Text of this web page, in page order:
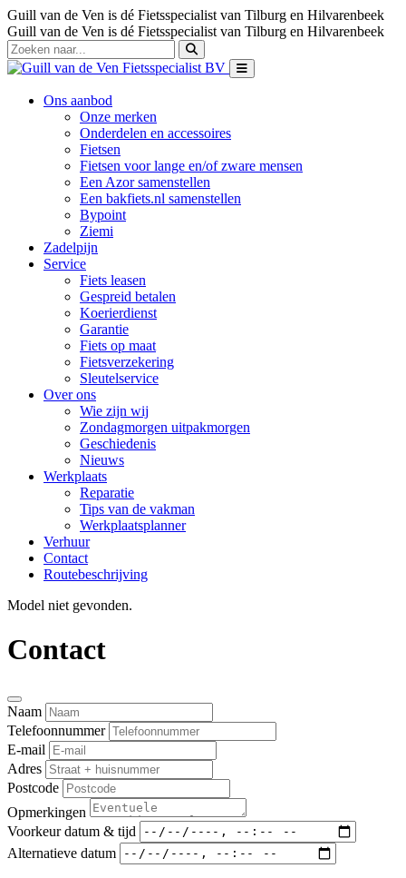
Guill van de Ven is dé Fietsspecialist van Tilburg en Hilvarenbeek
Guill van de Ven is dé Fietsspecialist van Tilburg en Hilvarenbeek
Ons aanbod
Onze merken
Onderdelen en accessoires
Fietsen
Fietsen voor lange en/of zware mensen
Een Azor samenstellen
Een bakfiets.nl samenstellen
Bypoint
Ziemi
Zadelpijn
Service
Fiets leasen
Gespreid betalen
Koerierdienst
Garantie
Fiets op maat
Fietsverzekering
Sleutelservice
Over ons
Wie zijn wij
Zondagmorgen uitpakmorgen
Geschiedenis
Nieuws
Werkplaats
Reparatie
Tips van de vakman
Werkplaatsplanner
Verhuur
Contact
Routebeschrijving
Model niet gevonden.
Contact
Naam
Telefoonnummer
E-mail
Adres
Postcode
Opmerkingen
Voorkeur datum & tijd
Alternatieve datum